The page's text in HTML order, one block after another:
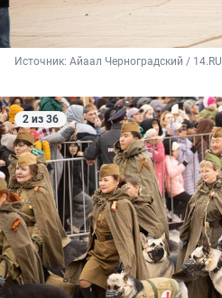
Источник: Айаал Черноградский / 14.RU
2 из 36